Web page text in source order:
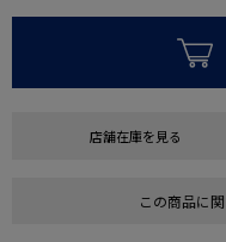
店舗在庫を見る
この商品に